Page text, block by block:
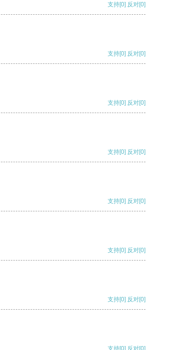
支持[0] 反对[0]
支持[0] 反对[0]
支持[0] 反对[0]
支持[0] 反对[0]
支持[0] 反对[0]
支持[0] 反对[0]
支持[0] 反对[0]
支持[0] 反对[0]